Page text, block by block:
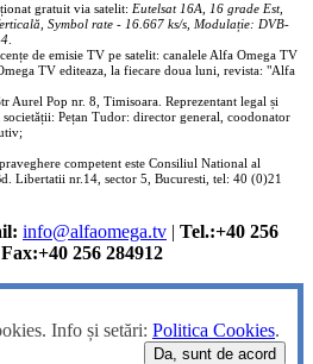
gratuit via satelit: Eutelsat 16A, 16 grade Est,
lă, Symbol rate - 16.667 ks/s, Modulație: DVB-
de emisie TV pe satelit: canalele Alfa Omega TV
TV editeaza, la fiecare doua luni, revista: "Alfa
Aurel Pop nr. 8, Timisoara. Reprezentant legal și
Pețan Tudor: director general, coodonator
competent este Consiliul National al
Libertatii nr.14, sector 5, Bucuresti, tel: 40 (0)21
info@alfaomega.tv | Tel.:+40 256
Fax:+40 256 284912
Info și setări: Politica Cookies.
Da, sunt de acord